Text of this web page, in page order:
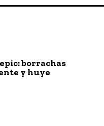
borrachas
y huye